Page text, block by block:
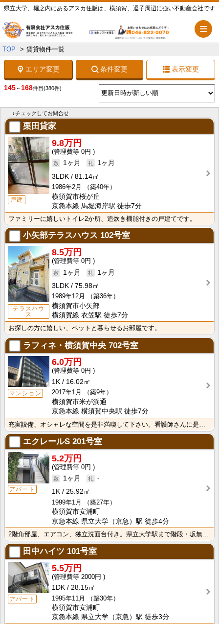
県立大学、堀之内にあるアスカ住販は、横須賀、逗子周辺に強い不動産会社です
TOP 賃貸物件一覧
エリア変更 条件変更 表示変更
145～ 168件目(380件)
↓チェックしてお問合せ
栗田貸家
戸建
9.8万円
0円
1ヶ月
1ヶ月
3LDK
81.14㎡
1986年2月
（築40年）
横須賀市桜が丘
京急本線 馬堀海岸駅 徒歩7分
ファミリーに嬉しいトイレ2か所、追炊き機能付きの戸建てです。
小矢部テラスハウス 102号室
テラスハウ
ス
8.5万円
0円
1ヶ月
1ヶ月
3LDK
75.98㎡
1989年12月
（築36年）
横須賀市小矢部
横須賀線 衣笠駅 徒歩7分
お探しの方に嬉しい、ペットと暮らせるお部屋です。
ラフィネ・横須賀中央 702号室
マンション
6.0万円
0円
1K
16.02㎡
2017年1月
（築9年）
横須賀市米が浜通
京急本線 横須賀中央駅 徒歩7分
エクレールS 201号室
アパート
5.2万円
0円
1ヶ月
-
1K
25.92㎡
1999年1月
（築27年）
横須賀市安浦町
京急本線 県立大学（京急）駅 徒歩4分
田中ハイツ 101号室
アパート
5.5万円
2000円
1DK
28.15㎡
1995年11月
（築30年）
横須賀市安浦町
京急本線 県立大学（京急）駅 徒歩3分